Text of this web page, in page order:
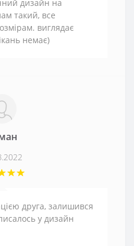
дизайн на
такий, все
виглядає
немає)
друга, залишився
у дизайн